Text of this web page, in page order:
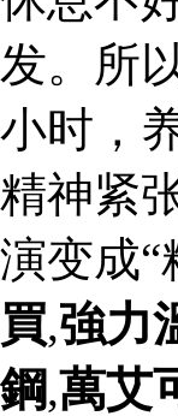
发。所
小时，
精神紧
演变成
買,強力
鋼,萬艾